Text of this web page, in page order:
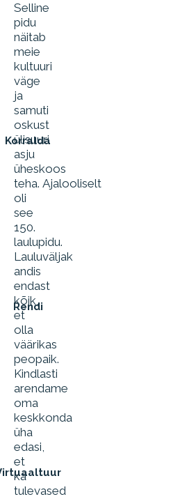
Korralda
Rendi
Selline
pidu
näitab
meie
kultuuri
väge
ja
samuti
oskust
ülisuuri
asju
üheskoos
teha. Ajalooliselt
oli
see
150.
laulupidu.
Lauluväljak
andis
endast
kõik,
et
olla
väärikas
peopaik.
Kindlasti
arendame
oma
keskkonda
üha
edasi,
et
ka
tulevased